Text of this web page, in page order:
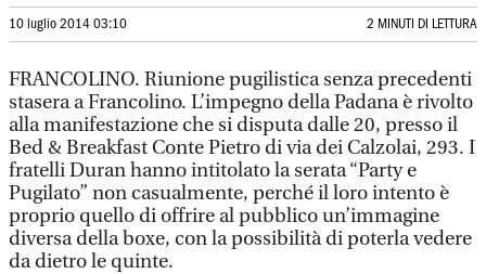
10 luglio 2014 03:10 2 MINUTI DI LETTURA
FRANCOLINO. Riunione pugilistica senza precedenti
stasera a Francolino. L’impegno della Padana è rivolto
alla manifestazione che si disputa dalle 20, presso il
Bed & Breakfast Conte Pietro di via dei Calzolai, 293. I
fratelli Duran hanno intitolato la serata “Party e
Pugilato” non casualmente, perché il loro intento è
proprio quello di offrire al pubblico un’immagine
diversa della boxe, con la possibilità di poterla vedere
da dietro le quinte.